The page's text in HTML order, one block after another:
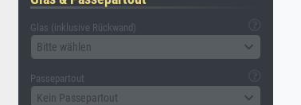
Glas (inklusive Rückwand)
Bitte wählen
Passepartout
Kein Passepartout